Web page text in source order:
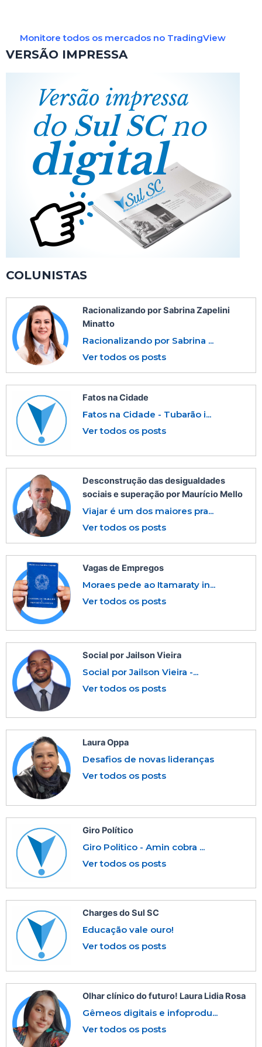
Monitore todos os mercados no TradingView
VERSÃO IMPRESSA
COLUNISTAS
Racionalizando por Sabrina Zapelini
Minatto
Racionalizando por Sabrina ...
Ver todos os posts
Fatos na Cidade
Fatos na Cidade - Tubarão i...
Ver todos os posts
Desconstrução das desigualdades
sociais e superação por Maurício Mello
Viajar é um dos maiores pra...
Ver todos os posts
Vagas de Empregos
Moraes pede ao Itamaraty in...
Ver todos os posts
Social por Jailson Vieira
Social por Jailson Vieira -...
Ver todos os posts
Laura Oppa
Desafios de novas lideranças
Ver todos os posts
Giro Político
Giro Politico - Amin cobra ...
Ver todos os posts
Charges do Sul SC
Educação vale ouro!
Ver todos os posts
Olhar clínico do futuro! Laura Lidia Rosa
Gêmeos digitais e infoprodu...
Ver todos os posts